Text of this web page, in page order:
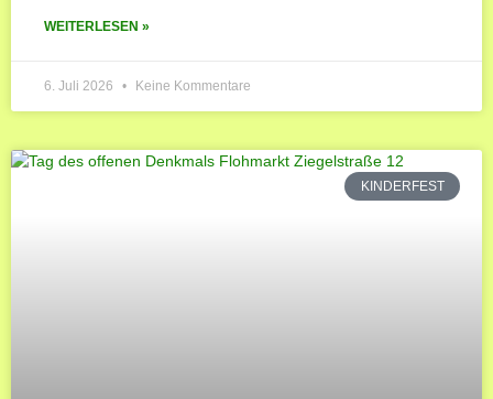
WEITERLESEN »
6. Juli 2026 Keine Kommentare
KINDERFEST